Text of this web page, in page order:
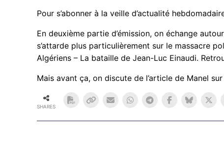
Pour s’abonner à la veille d’actualité
En deuxième partie d’émission, on échange
s’attarde plus particulièrement sur le massacre
Algériens – La bataille de Jean-Luc Einaudi.
Mais avant ça, on discute de l’article de Manel
SHARES